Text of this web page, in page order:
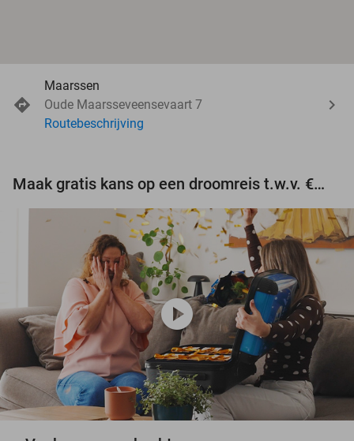
Maarssen
Oude Maarsseveensevaart 7
Routebeschrijving
Maak gratis kans op een droomreis t.w.v. €3.000!
play_circle